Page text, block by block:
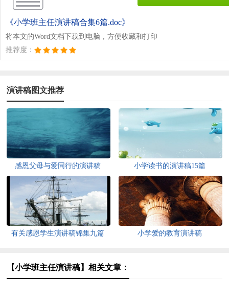
《小学班主任演讲稿合集6篇.doc》
将本文的Word文档下载到电脑，方便收藏和打印
推荐度：
演讲稿图文推荐
感恩父母与爱同行的演讲稿 小学读书的演讲稿15篇
有关感恩学生演讲稿锦集九篇 小学爱的教育演讲稿
【小学班主任演讲稿】相关文章：